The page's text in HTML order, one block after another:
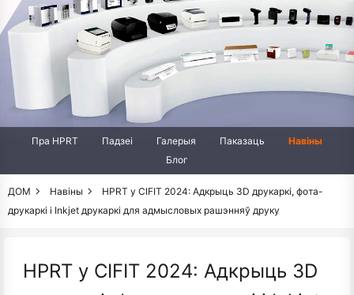
Пра HPRT Падзеі Галерыя Паказаць
Навіны
Блог
ДОМ Навіны
HPRT у CIFIT 2024: Адкрыць 3D друкаркі, фота-
друкаркі і Inkjet друкаркі для адмысловых рашэнняў друку
HPRT у CIFIT 2024: Адкрыць 3D